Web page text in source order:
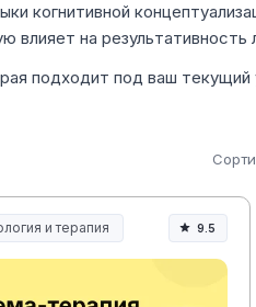
когнитивной
влияет на результативность
подходит под ваш текущий
и терапия 9.5